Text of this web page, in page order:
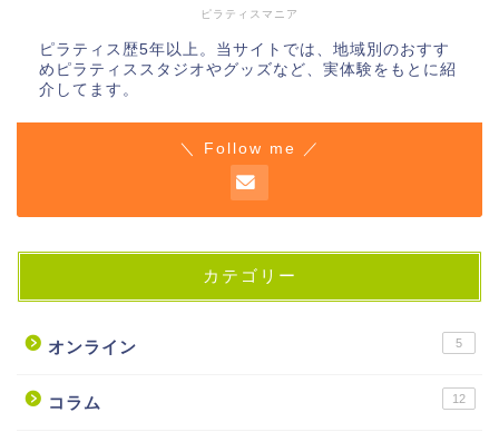
ピラティスマニア
ピラティス歴5年以上。当サイトでは、地域別のおすす
めピラティススタジオやグッズなど、実体験をもとに紹
介してます。
＼ Follow me ／
カテゴリー
オンライン 5
コラム 12